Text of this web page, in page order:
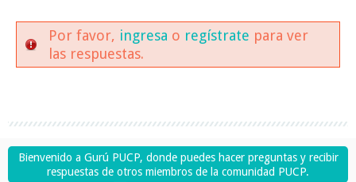
Por favor, ingresa o regístrate para ver
las respuestas.
Bienvenido a Gurú PUCP, donde puedes hacer preguntas y recibir
respuestas de otros miembros de la comunidad PUCP.